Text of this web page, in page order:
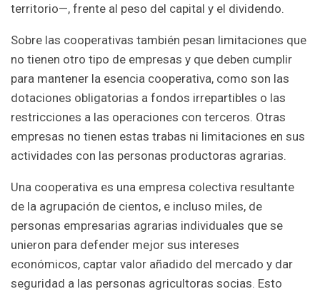
territorio—, frente al peso del capital y el dividendo.
Sobre las cooperativas también pesan limitaciones que
no tienen otro tipo de empresas y que deben cumplir
para mantener la esencia cooperativa, como son las
dotaciones obligatorias a fondos irrepartibles o las
restricciones a las operaciones con terceros. Otras
empresas no tienen estas trabas ni limitaciones en sus
actividades con las personas productoras agrarias.
Una cooperativa es una empresa colectiva resultante
de la agrupación de cientos, e incluso miles, de
personas empresarias agrarias individuales que se
unieron para defender mejor sus intereses
económicos, captar valor añadido del mercado y dar
seguridad a las personas agricultoras socias. Esto